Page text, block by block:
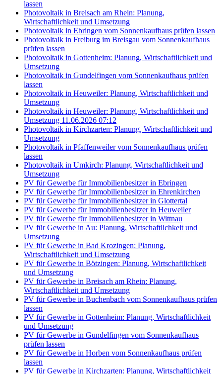
lassen
Photovoltaik in Breisach am Rhein: Planung,
Wirtschaftlichkeit und Umsetzung
Photovoltaik in Ebringen vom Sonnenkaufhaus prüfen lassen
Photovoltaik in Freiburg im Breisgau vom Sonnenkaufhaus
prüfen lassen
Photovoltaik in Gottenheim: Planung, Wirtschaftlichkeit und
Umsetzung
Photovoltaik in Gundelfingen vom Sonnenkaufhaus prüfen
lassen
Photovoltaik in Heuweiler: Planung, Wirtschaftlichkeit und
Umsetzung
Photovoltaik in Heuweiler: Planung, Wirtschaftlichkeit und
Umsetzung 11.06.2026 07:12
Photovoltaik in Kirchzarten: Planung, Wirtschaftlichkeit und
Umsetzung
Photovoltaik in Pfaffenweiler vom Sonnenkaufhaus prüfen
lassen
Photovoltaik in Umkirch: Planung, Wirtschaftlichkeit und
Umsetzung
PV für Gewerbe für Immobilienbesitzer in Ebringen
PV für Gewerbe für Immobilienbesitzer in Ehrenkirchen
PV für Gewerbe für Immobilienbesitzer in Glottertal
PV für Gewerbe für Immobilienbesitzer in Heuweiler
PV für Gewerbe für Immobilienbesitzer in Wittnau
PV für Gewerbe in Au: Planung, Wirtschaftlichkeit und
Umsetzung
PV für Gewerbe in Bad Krozingen: Planung,
Wirtschaftlichkeit und Umsetzung
PV für Gewerbe in Bötzingen: Planung, Wirtschaftlichkeit
und Umsetzung
PV für Gewerbe in Breisach am Rhein: Planung,
Wirtschaftlichkeit und Umsetzung
PV für Gewerbe in Buchenbach vom Sonnenkaufhaus prüfen
lassen
PV für Gewerbe in Gottenheim: Planung, Wirtschaftlichkeit
und Umsetzung
PV für Gewerbe in Gundelfingen vom Sonnenkaufhaus
prüfen lassen
PV für Gewerbe in Horben vom Sonnenkaufhaus prüfen
lassen
PV für Gewerbe in Kirchzarten: Planung, Wirtschaftlichkeit